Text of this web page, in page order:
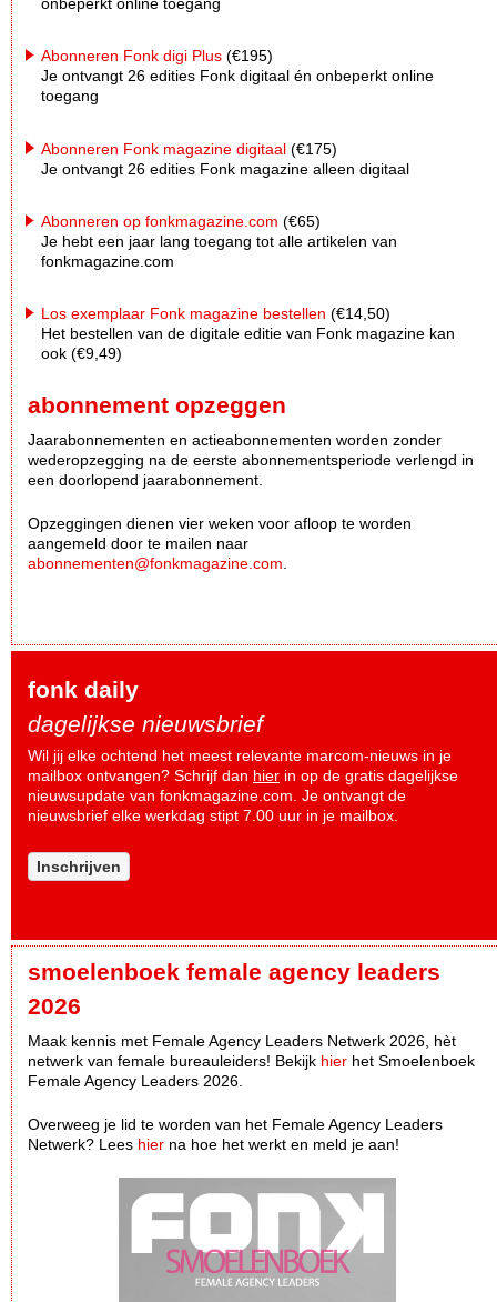
onbeperkt online toegang
Abonneren Fonk digi Plus (€195)
Je ontvangt 26 edities Fonk digitaal én onbeperkt online
toegang
Abonneren Fonk magazine digitaal (€175)
Je ontvangt 26 edities Fonk magazine alleen digitaal
Abonneren op fonkmagazine.com (€65)
Je hebt een jaar lang toegang tot alle artikelen van
fonkmagazine.com
Los exemplaar Fonk magazine bestellen (€14,50)
Het bestellen van de digitale editie van Fonk magazine kan
ook (€9,49)
abonnement opzeggen
Jaarabonnementen en actieabonnementen worden zonder
wederopzegging na de eerste abonnementsperiode verlengd in
een doorlopend jaarabonnement.
Opzeggingen dienen vier weken voor afloop te worden
aangemeld door te mailen naar
abonnementen@fonkmagazine.com
fonk daily
dagelijkse nieuwsbrief
Wil jij elke ochtend het meest relevante marcom-nieuws in je
mailbox ontvangen? Schrijf dan hier in op de gratis dagelijkse
nieuwsupdate van fonkmagazine.com. Je ontvangt de
nieuwsbrief elke werkdag stipt 7.00 uur in je mailbox.
Inschrijven
smoelenboek female agency leaders
2026
Maak kennis met Female Agency Leaders Netwerk 2026, hèt
netwerk van female bureauleiders! Bekijk hier het Smoelenboek
Female Agency Leaders 2026.
Overweeg je lid te worden van het Female Agency Leaders
Netwerk? Lees hier na hoe het werkt en meld je aan!